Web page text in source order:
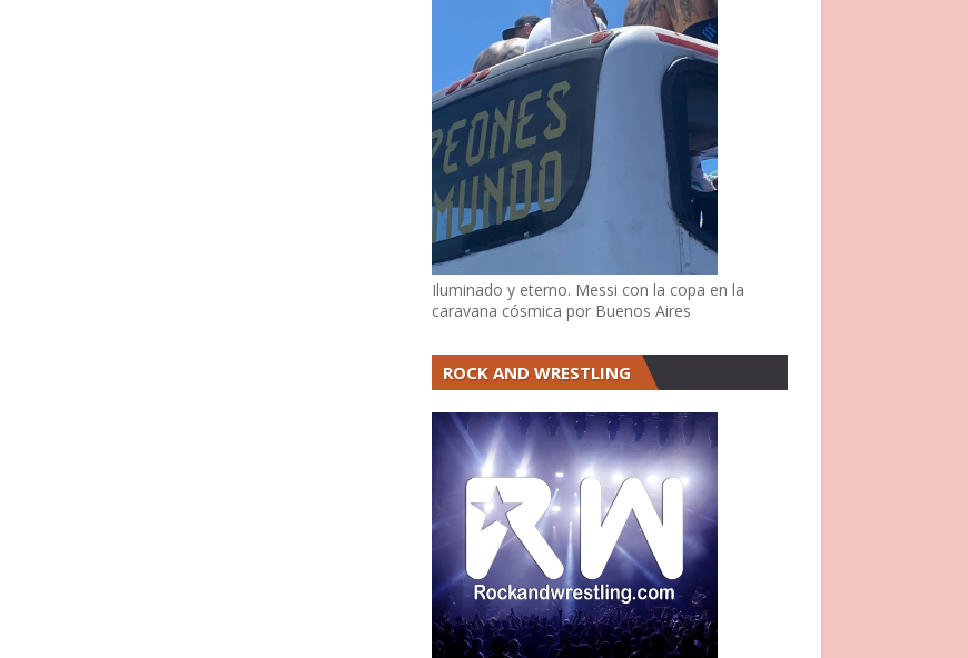
Iluminado y eterno. Messi con la copa en la
caravana cósmica por Buenos Aires
ROCK AND WRESTLING